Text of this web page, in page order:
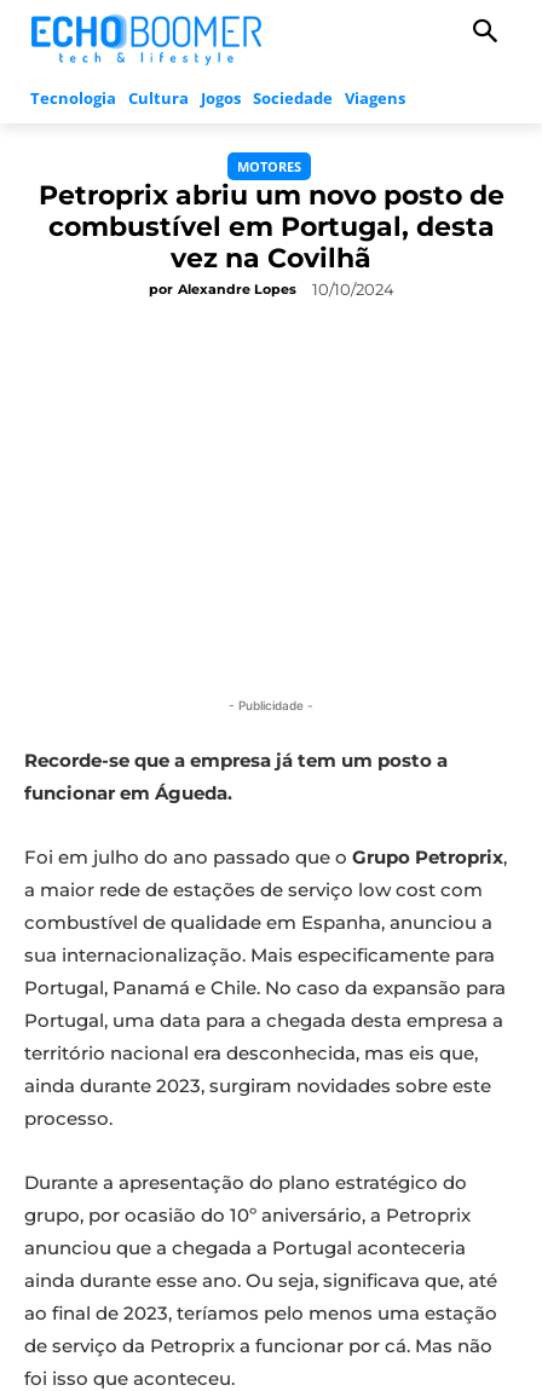
Tecnologia Cultura Jogos Sociedade Viagens
MOTORES
Petroprix abriu um novo posto de
combustível em Portugal, desta
vez na Covilhã
por Alexandre Lopes 10/10/2024
- Publicidade -
Recorde-se que a empresa já tem um posto a
funcionar em Águeda.
Foi em julho do ano passado que o Grupo Petroprix,
a maior rede de estações de serviço low cost com
combustível de qualidade em Espanha, anunciou a
sua internacionalização. Mais especificamente para
Portugal, Panamá e Chile. No caso da expansão para
Portugal, uma data para a chegada desta empresa a
território nacional era desconhecida, mas eis que,
ainda durante 2023, surgiram novidades sobre este
processo.
Durante a apresentação do plano estratégico do
grupo, por ocasião do 10º aniversário, a Petroprix
anunciou que a chegada a Portugal aconteceria
ainda durante esse ano. Ou seja, significava que, até
ao final de 2023, teríamos pelo menos uma estação
de serviço da Petroprix a funcionar por cá. Mas não
foi isso que aconteceu.